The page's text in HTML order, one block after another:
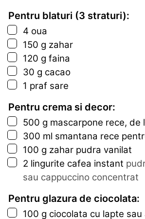
Pentru blaturi (3 straturi):
▢
4 oua
▢
150 g zahar
▢
120 g faina
▢
30 g cacao
▢
1 praf sare
Pentru crema si decor:
▢
500 g mascarpone rece, de
▢
300 ml smantana rece
▢
100 g zahar pudra vanilat
▢
2 lingurite cafea instant
sau cappuccino concentrat
Pentru glazura de ciocolata:
▢
100 g ciocolata cu lapte sau